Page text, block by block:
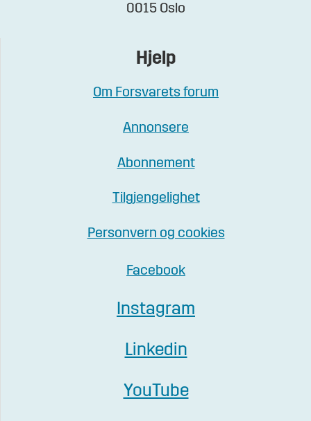
0015 Oslo
Hjelp
Om Forsvarets forum
Annonsere
Abonnement
Tilgjengelighet
Personvern og cookies
Facebook
Instagram
Linkedin
YouTube